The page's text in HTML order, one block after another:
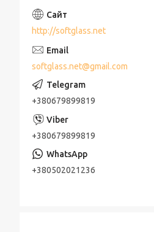
http://softglass.net
softglass.net@gmail.com
+380679899819
+380679899819
+380502021236